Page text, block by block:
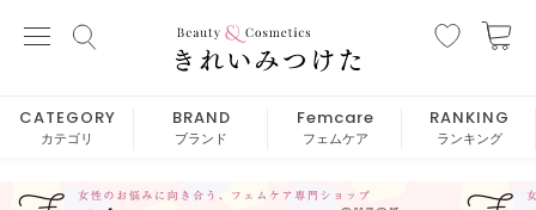
CATEGORY
カテゴリ
BRAND
ブランド
Femcare
フェムケア
RANKING
ランキング